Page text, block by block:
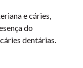
e cáries,
do
dentárias.